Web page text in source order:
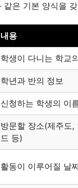
같은 기본 양식을
내용
학생이 다니는 학교
학년과 반의 정보
신청하는 학생의 이
방문할 장소(제주도,
드 등)
활동이 이루어질 날